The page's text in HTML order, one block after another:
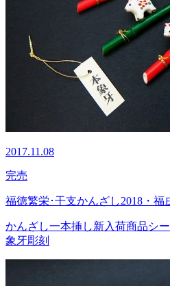
2017.11.08
完売
福徳繁栄･干支かんざし2018・
かんざし一本挿し新入荷商品シ
象牙彫刻